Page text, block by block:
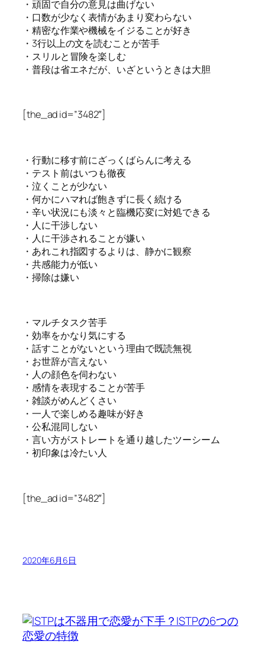
・頑固で自分の意見は曲げない
・口数が少なく表情があまり変わらない
・精密な作業や機械をイジることが好き
・3行以上の文を読むことが苦手
・スリルと冒険を楽しむ
・普段は省エネだが、いざというときは大胆
[the_ad id=”3482″]
・行動に移す前にざっくばらんに考える
・テスト前はいつも徹夜
・泣くことが少ない
・何かにハマれば飽きずに長く続ける
・辛い状況にも淡々と臨機応変に対処できる
・人に干渉しない
・人に干渉されることが嫌い
・あれこれ指図するよりは、静かに観察
・共感能力が低い
・掃除は嫌い
・マルチタスク苦手
・効率をかなり気にする
・話すことがないという理由で既読無視
・お世辞が言えない
・人の顔色を伺わない
・感情を表現することが苦手
・雑談がめんどくさい
・一人で楽しめる趣味が好き
・公私混同しない
・言い方がストレートを通り越したツーシーム
・初印象は冷たい人
[the_ad id=”3482″]
2020年6月6日